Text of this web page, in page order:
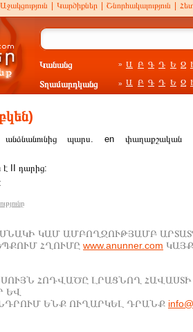
Աջակցություն Կարծիքներ Շնորհակալություն
Կանանց » Ա Բ Գ Դ Ե Զ
Տղամարդկանց » Ա Բ Գ Դ Ե Զ
անձնանունից պարս. en փաղաքշական
է II դարից:
ԿԱՄ ԱՄԲՈՂՋՈՒԹՅԱՄԲ
ՀՂՈՒՄԸ www.anunner.com
ՀՈԴՎԱԾԸ ԼՐԱՑՆՈՂ ՀԱՎԱՍՏԻ
ԵՎ
ԵՆՔ ՈՒՂԱՐԿԵԼ ԴՐԱՆՔ